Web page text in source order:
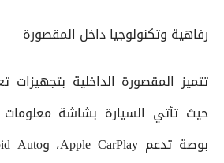
رفاهية وتكنولوجيا داخل المقصورة
تتميز المقصورة الداخلية بتجهيزات